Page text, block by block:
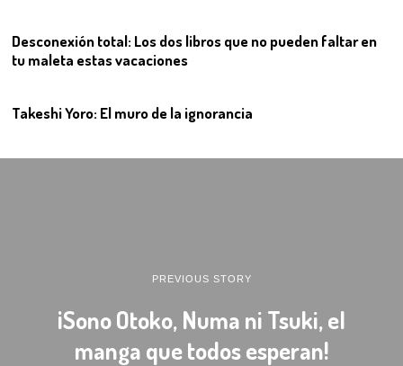
Desconexión total: Los dos libros que no pueden faltar en
tu maleta estas vacaciones
Takeshi Yoro: El muro de la ignorancia
PREVIOUS STORY
¡Sono Otoko, Numa ni Tsuki, el
manga que todos esperan!